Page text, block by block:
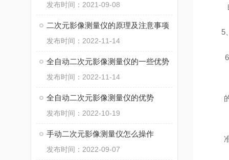
发布时间：2021-09-08
二次元影像测量仪的原理及注意事项
发布时间：2022-11-14
全自动二次元影像测量仪的一些优势
发布时间：2022-11-14
全自动二次元影像测量仪的优势
发布时间：2022-10-19
手动二次元影像测量仪怎么操作
发布时间：2022-09-07
5
6、